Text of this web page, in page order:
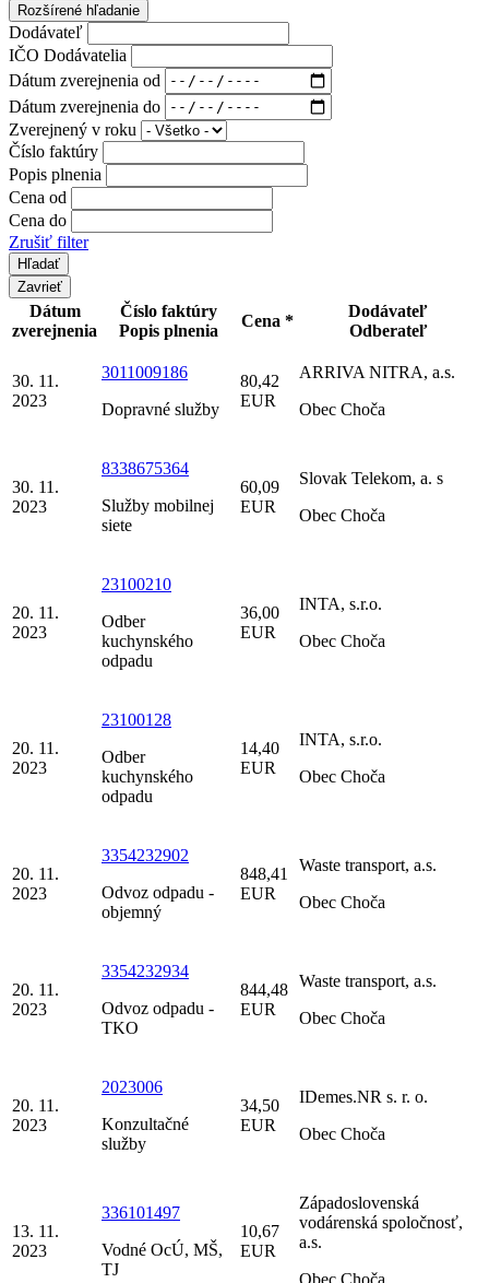
Rozšírené hľadanie
Dodávateľ
IČO Dodávatelia
Dátum zverejnenia od
Dátum zverejnenia do
Zverejnený v roku
Číslo faktúry
Popis plnenia
Cena od
Cena do
Zrušiť filter
Zavrieť
Dátum
zverejnenia
Číslo faktúry
Popis plnenia
Cena *
Dodávateľ
Odberateľ
30. 11.
2023
3011009186
Dopravné služby
80,42
EUR
ARRIVA NITRA, a.s.
Obec Choča
30. 11.
2023
8338675364
Služby mobilnej
siete
60,09
EUR
Slovak Telekom, a. s
Obec Choča
20. 11.
2023
23100210
Odber
kuchynského
odpadu
36,00
EUR
INTA, s.r.o.
Obec Choča
20. 11.
2023
23100128
Odber
kuchynského
odpadu
14,40
EUR
INTA, s.r.o.
Obec Choča
20. 11.
2023
3354232902
Odvoz odpadu -
objemný
848,41
EUR
Waste transport, a.s.
Obec Choča
20. 11.
2023
3354232934
Odvoz odpadu -
TKO
844,48
EUR
Waste transport, a.s.
Obec Choča
20. 11.
2023
2023006
Konzultačné
služby
34,50
EUR
IDemes.NR s. r. o.
Obec Choča
13. 11.
2023
336101497
Vodné OcÚ, MŠ,
TJ
10,67
EUR
Západoslovenská
vodárenská spoločnosť,
a.s.
Obec Choča